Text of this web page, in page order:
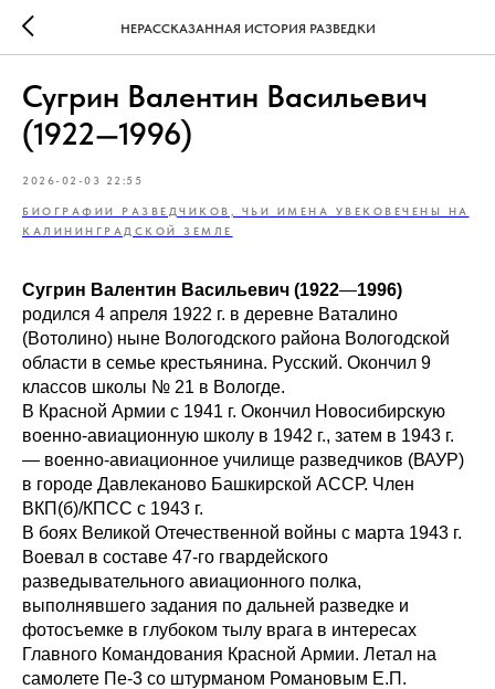
НЕРАССКАЗАННАЯ ИСТОРИЯ РАЗВЕДКИ
Сугрин Валентин Васильевич
(1922—1996)
2026-02-03 22:55
БИОГРАФИИ РАЗВЕДЧИКОВ, ЧЬИ ИМЕНА УВЕКОВЕЧЕНЫ НА
КАЛИНИНГРАДСКОЙ ЗЕМЛЕ
Сугрин Валентин Васильевич (1922—1996)
родился 4 апреля 1922 г. в деревне Ваталино
(Вотолино) ныне Вологодского района Вологодской
области в семье крестьянина. Русский. Окончил 9
классов школы № 21 в Вологде.
В Красной Армии с 1941 г. Окончил Новосибирскую
военно-авиационную школу в 1942 г., затем в 1943 г.
— военно-авиационное училище разведчиков (ВАУР)
в городе Давлеканово Башкирской АССР. Член
ВКП(б)/КПСС с 1943 г.
В боях Великой Отечественной войны с марта 1943 г.
Воевал в составе 47-го гвардейского
разведывательного авиационного полка,
выполнявшего задания по дальней разведке и
фотосъемке в глубоком тылу врага в интересах
Главного Командования Красной Армии. Летал на
самолете Пе-3 со штурманом Романовым Е.П.